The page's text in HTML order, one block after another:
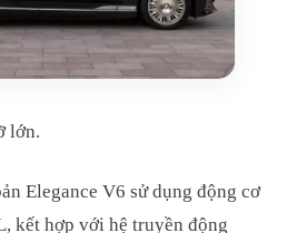
lớn.
Elegance V6 sử dụng động cơ
kết hợp với hệ truyền động